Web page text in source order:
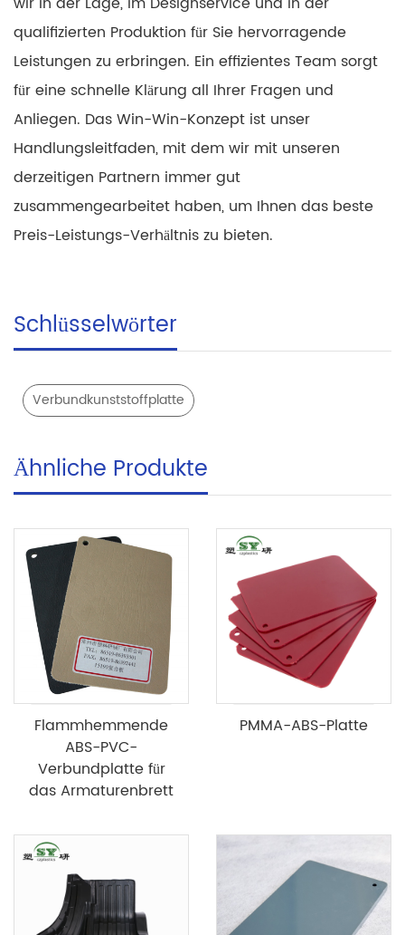
qualifizierten Produktion für Sie hervorragende
Leistungen zu erbringen. Ein effizientes Team sorgt
für eine schnelle Klärung all Ihrer Fragen und
Anliegen. Das Win-Win-Konzept ist unser
Handlungsleitfaden, mit dem wir mit unseren
derzeitigen Partnern immer gut
zusammengearbeitet haben, um Ihnen das beste
Preis-Leistungs-Verhältnis zu bieten.
Schlüsselwörter
Verbundkunststoffplatte
Ähnliche Produkte
Flammhemmende
ABS-PVC-
Verbundplatte für
das Armaturenbrett
PMMA-ABS-Platte